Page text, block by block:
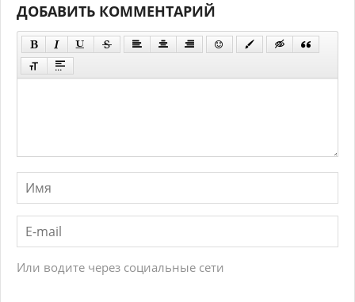
ДОБАВИТЬ КОММЕНТАРИЙ
Или водите через социальные сети